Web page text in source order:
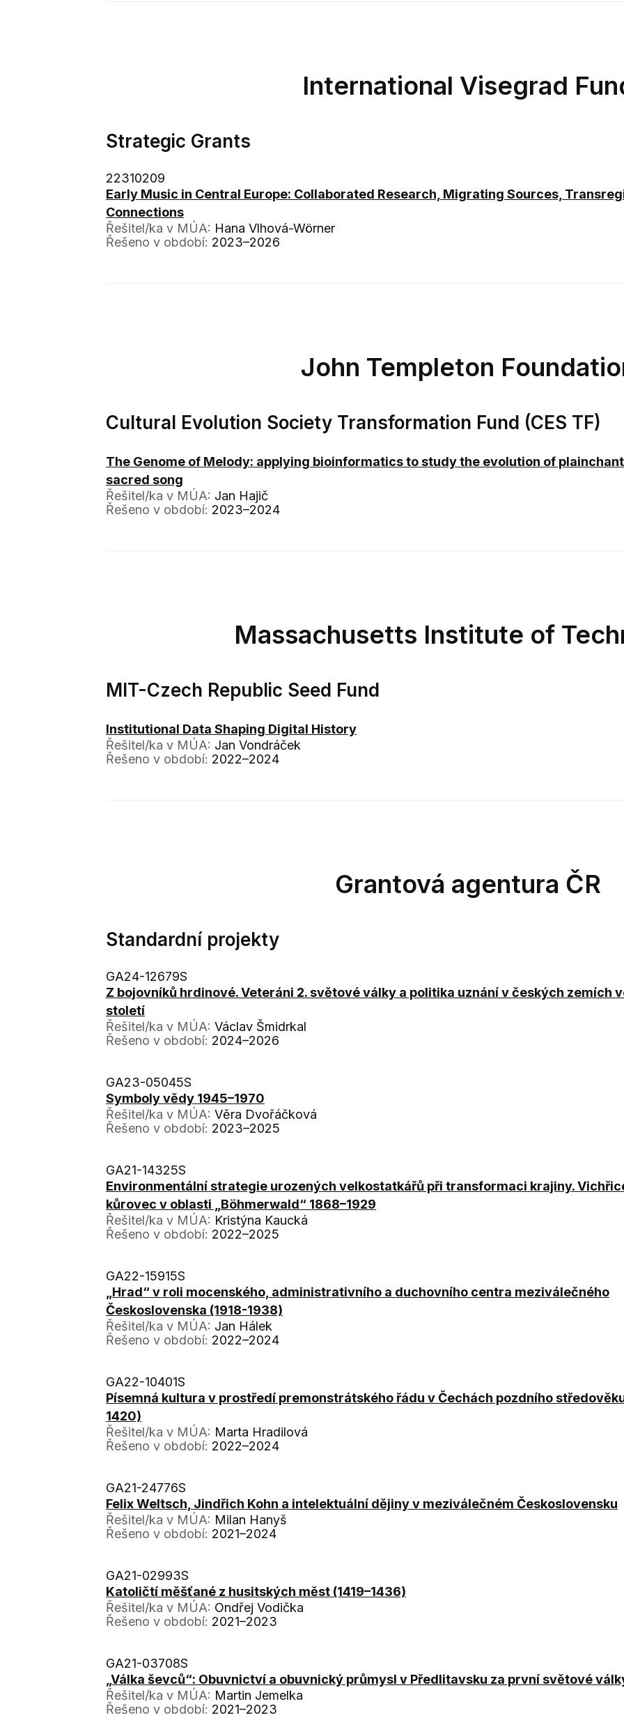
International Visegrad
Strategic Grants
22310209
Early Music in Central Europe: Collaborated Research, Migrating Sources,
Connections
Řešitel/ka v MÚA: Hana Vlhová-Wörner
Řešeno v období: 2023–2026
John Templeton
Cultural Evolution Society Transformation Fund (CES TF)
The Genome of Melody: applying bioinformatics to study the evolution of
sacred song
Řešitel/ka v MÚA: Jan Hajič
Řešeno v období: 2023–2024
Massachusetts Institute of
MIT-Czech Republic Seed Fund
Institutional Data Shaping Digital History
Řešitel/ka v MÚA: Jan Vondráček
Řešeno v období: 2022–2024
Grantová agentura ČR
Standardní projekty
GA24-12679S
Z bojovníků hrdinové. Veteráni 2. světové války a politika uznání v českých zemích
století
Řešitel/ka v MÚA: Václav Šmidrkal
Řešeno v období: 2024–2026
GA23-05045S
Symboly vědy 1945–1970
Řešitel/ka v MÚA: Věra Dvořáčková
Řešeno v období: 2023–2025
GA21-14325S
Environmentální strategie urozených velkostatkářů při transformaci krajiny.
kůrovec v oblasti „Böhmerwald“ 1868–1929
Řešitel/ka v MÚA: Kristýna Kaucká
Řešeno v období: 2022–2025
GA22-15915S
„Hrad“ v roli mocenského, administrativního a duchovního centra meziválečného
Československa (1918-1938)
Řešitel/ka v MÚA: Jan Hálek
Řešeno v období: 2022–2024
GA22-10401S
Písemná kultura v prostředí premonstrátského řádu v Čechách pozdního
1420)
Řešitel/ka v MÚA: Marta Hradilová
Řešeno v období: 2022–2024
GA21-24776S
Felix Weltsch, Jindřich Kohn a intelektuální dějiny v meziválečném Československu
Řešitel/ka v MÚA: Milan Hanyš
Řešeno v období: 2021–2024
GA21-02993S
Katoličtí měšťané z husitských měst (1419–1436)
Řešitel/ka v MÚA: Ondřej Vodička
Řešeno v období: 2021–2023
GA21-03708S
„Válka ševců“: Obuvnictví a obuvnický průmysl v Předlitavsku za první světové
Řešitel/ka v MÚA: Martin Jemelka
Řešeno v období: 2021–2023